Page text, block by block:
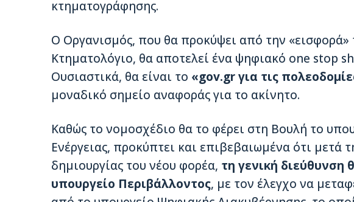
κτηματογράφησης.
Ο Οργανισμός, που θα προκύψει από την
Κτηματολόγιο, θα αποτελεί ένα ψηφιακό one stop
Ουσιαστικά, θα είναι το «gov.gr για τις
μοναδικό σημείο αναφοράς για το ακίνητο.
Καθώς το νομοσχέδιο θα το φέρει στη Βουλή το
Ενέργειας, προκύπτει και επιβεβαιωμένα ότι μετά
δημιουργίας του νέου φορέα, τη γενική διεύθυνση
υπουργείο Περιβάλλοντος, με τον έλεγχο να